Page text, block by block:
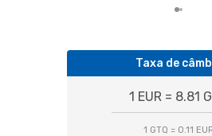
Taxa de
1 EUR = 8.81
1 GTQ = 0.11